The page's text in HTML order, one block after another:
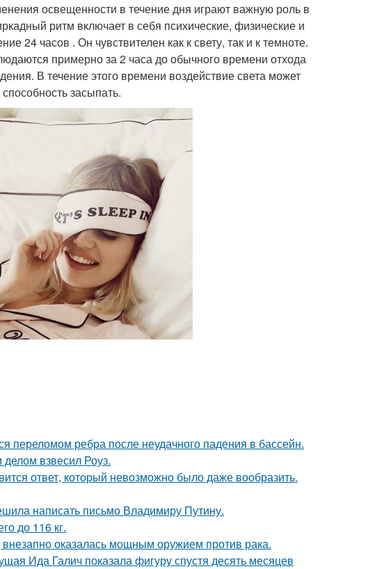
освещенности в течение дня играют важную роль в
ритм включает в себя психические, физические и
24 часов . Он чувствителен как к свету, так и к темноте.
примерно за 2 часа до обычного времени отхода
В течение этого времени воздействие света может
засыпать.
переломом ребра после неудачного падения в бассейн.
взвесил Роуз.
ответ, который невозможно было даже вообразить.
написать письмо Владимиру Путину.
до 116 кг.
оказалась мощным оружием против рака.
Ида Галич показала фигуру спустя десять месяцев